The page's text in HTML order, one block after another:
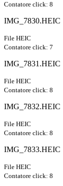
Contatore click: 8
IMG_7830.HEIC
File HEIC
Contatore click: 7
IMG_7831.HEIC
File HEIC
Contatore click: 8
IMG_7832.HEIC
File HEIC
Contatore click: 8
IMG_7833.HEIC
File HEIC
Contatore click: 8